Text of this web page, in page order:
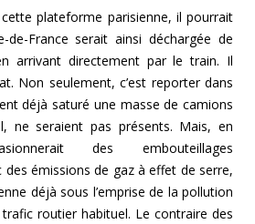
cette plateforme parisienne, il pourrait
de-France serait ainsi déchargée de
arrivant directement par le train. Il
Non seulement, c’est reporter dans
déjà saturé une masse de camions
ne seraient pas présents. Mais, en
des embouteillages
émissions de gaz à effet de serre,
déjà sous l’emprise de la pollution
routier habituel. Le contraire des